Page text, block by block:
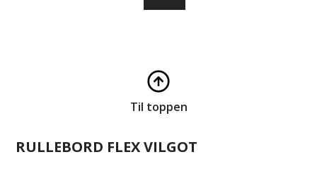
Til toppen
RULLEBORD FLEX VILGOT